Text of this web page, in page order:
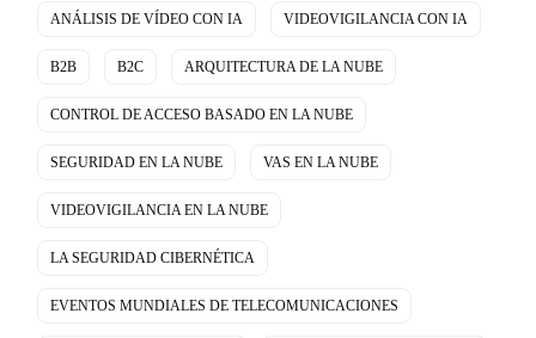
ANÁLISIS DE VÍDEO CON IA VIDEOVIGILANCIA CON IA
B2B B2C ARQUITECTURA DE LA NUBE
CONTROL DE ACCESO BASADO EN LA NUBE
SEGURIDAD EN LA NUBE VAS EN LA NUBE
VIDEOVIGILANCIA EN LA NUBE
LA SEGURIDAD CIBERNÉTICA
EVENTOS MUNDIALES DE TELECOMUNICACIONES